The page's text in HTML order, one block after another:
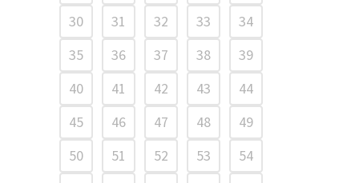
30
31 32 33
34
35
36 37 38
39
40
41 42 43
44
45
46 47 48
49
50
51 52 53
54